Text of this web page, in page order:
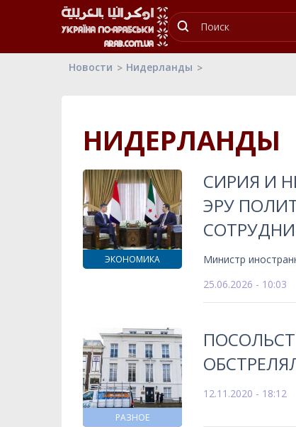
Новости Нидерланды
НИДЕРЛАНДЫ
ЭКОНОМИКА
СИРИЯ И
ЭРУ
Министр
25.06.2026 - 10:03
РАЗНОЕ
12.11.2020 - 18:12